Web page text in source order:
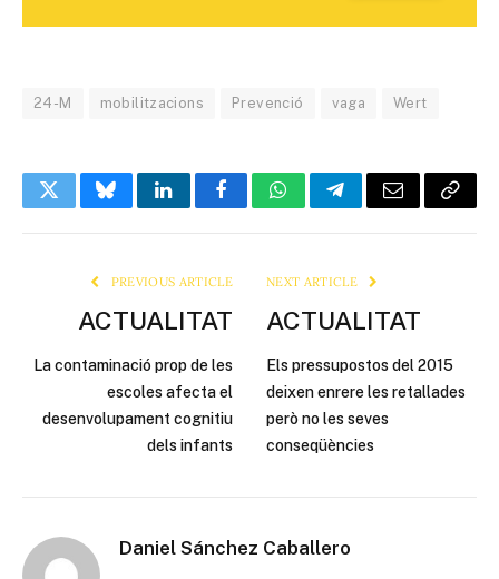
24-M mobilitzacions Prevenció vaga Wert
TwitterBlueskyLinkedInFacebookWhatsAppTelegramEmail Copy
PREVIOUS ARTICLE
ACTUALITAT
La contaminació prop de les
escoles afecta el
desenvolupament cognitiu
dels infants
NEXT ARTICLE
ACTUALITAT
Els pressupostos del 2015
deixen enrere les retallades
però no les seves
conseqüències
Daniel Sánchez Caballero